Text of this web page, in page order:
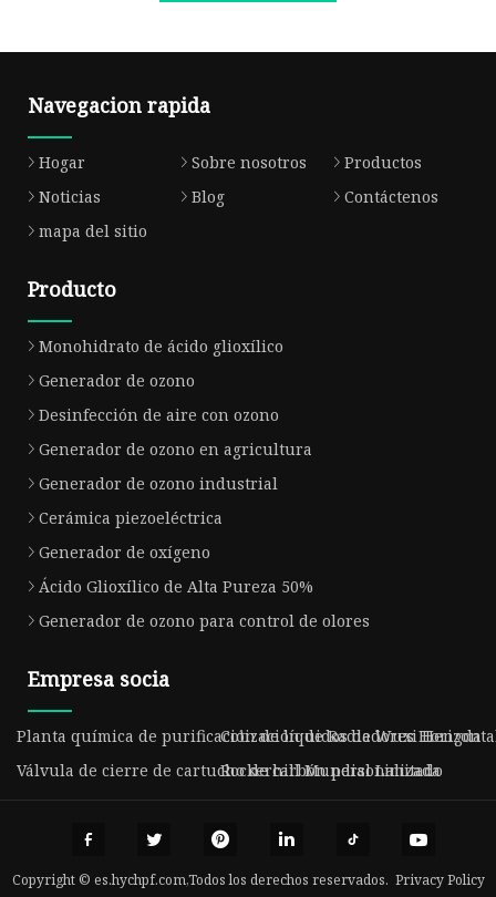
Navegacion rapida
Hogar Sobre nosotros
Productos
Noticias
Blog
Contáctenos
mapa del sitio
Producto
Monohidrato de ácido glioxílico
Generador de ozono
Desinfección de aire con ozono
Generador de ozono en agricultura
Generador de ozono industrial
Cerámica piezoeléctrica
Generador de oxígeno
Ácido Glioxílico de Alta Pureza 50%
Generador de ozono para control de olores
Empresa socia
Planta química de purificación de líquidos de Wuxi Hengda
Cotización de Radiadores
Válvula de cierre de cartucho de carbón personalizada
Rockerhill Mundial Limitado
Copyright © es.hychpf.com,Todos los derechos reservados. Privacy Policy